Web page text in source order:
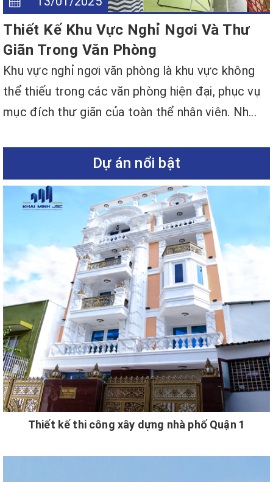
Thiết Kế Khu Vực Nghỉ Ngơi Và Thư
Giãn Trong Văn Phòng
Khu vực nghỉ ngơi văn phòng là khu vực không
thể thiếu trong các văn phòng hiện đại, phục vụ
mục đích thư giãn của toàn thể nhân viên. Nh...
Dự án nổi bật
Thiết kế thi công xây dựng nhà phố Quận 1